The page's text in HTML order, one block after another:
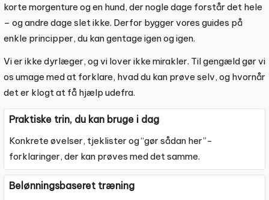
korte morgenture og en hund, der nogle dage forstår det hele
– og andre dage slet ikke. Derfor bygger vores guides på
enkle principper, du kan gentage igen og igen.
Vi er ikke dyrlæger, og vi lover ikke mirakler. Til gengæld gør vi
os umage med at forklare, hvad du kan prøve selv, og hvornår
det er klogt at få hjælp udefra.
Praktiske trin, du kan bruge i dag
Konkrete øvelser, tjeklister og “gør sådan her”-
forklaringer, der kan prøves med det samme.
Belønningsbaseret træning